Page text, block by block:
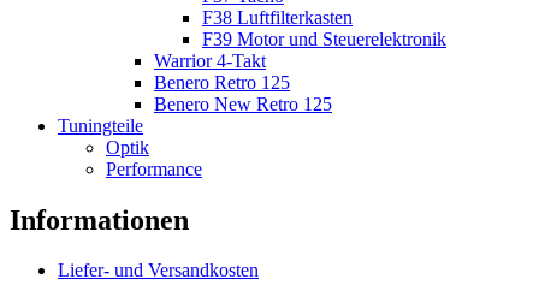
F38 Luftfilterkasten
F39 Motor und Steuerelektronik
Warrior 4-Takt
Benero Retro 125
Benero New Retro 125
Tuningteile
Optik
Performance
Informationen
Liefer- und Versandkosten